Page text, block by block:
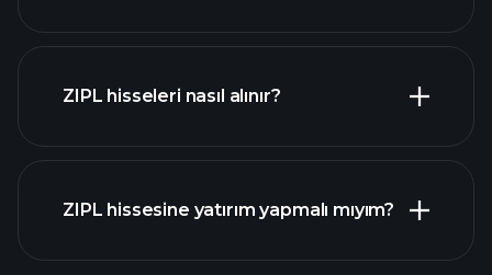
ZIPL hisseleri nasıl alınır?
ZIPL hissesine yatırım yapmalı mıyım?